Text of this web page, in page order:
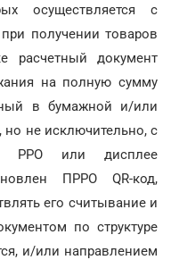
осуществляется с
получении товаров
расчетный документ
на полную сумму
в бумажной и/или
не исключительно, с
РРО или дисплее
ПРРО QR-код,
его считывание и
по структуре
и/или направлением